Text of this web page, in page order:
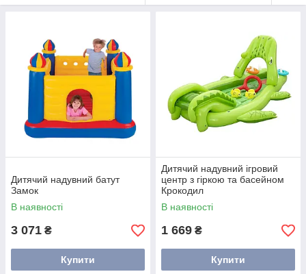
Дитячий надувний батут
Замок
В наявності
3 071 ₴
Купити
Дитячий надувний ігровий
центр з гіркою та басейном
Крокодил
В наявності
1 669 ₴
Купити